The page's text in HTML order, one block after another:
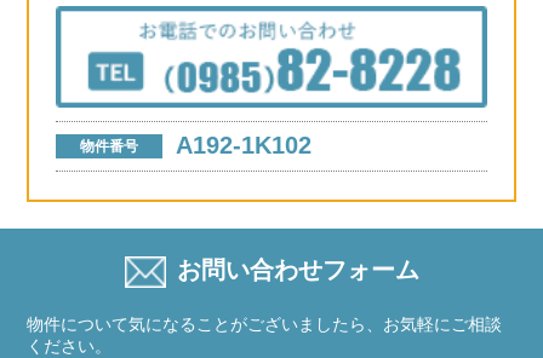
物件番号 A192-1K102
お問い合わせフォーム
物件について気になることがございましたら、お気軽にご相談
ください。